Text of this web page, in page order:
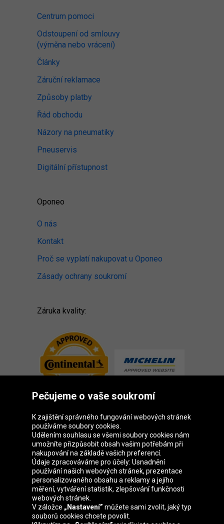
Centrum pomoci
Odstoupení od smlouvy
(výměna nebo vrácení)
Články
Záruční reklamace
Způsoby platby
Řád obchodu
Názory na pneumatiky
Pneuservis
Digitální přístupnost
Oponeo
O nás
Kontakt
Proč se vyplatí nakupovat u Oponeo
Zásady ochrany soukromí
Záruka kvality:
Skupina Oponeo
Belgique Deutschland Éire España
Pečujeme o vaše soukromí
K zajištění správného fungování webových stránek
používáme soubory cookies.
Udělením souhlasu se všemi soubory cookies nám
umožníte přizpůsobit obsah vašim potřebám při
nakupování na základě vašich preferencí.
Údaje zpracováváme pro účely: Usnadnění
používání našich webových stránek, prezentace
personalizovaného obsahu a reklamy a jejího
měření, vytváření statistik, zlepšování funkčnosti
webových stránek.
V záložce „Nastavení” můžete sami zvolit, jaký typ
souborů cookies chcete povolit.